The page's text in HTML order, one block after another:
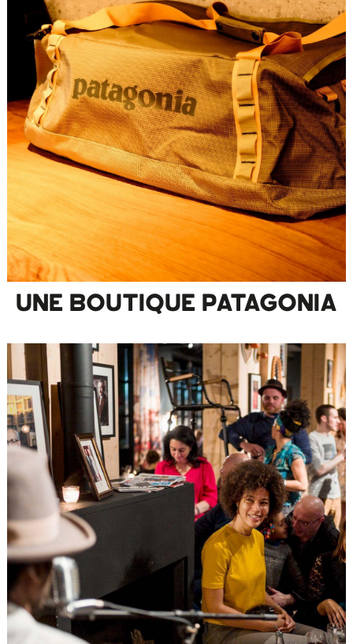
UNE BOUTIQUE PATAGONIA